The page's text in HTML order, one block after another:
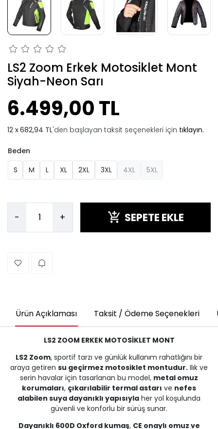
LS2 Zoom Erkek Motosiklet Mont
Siyah-Neon Sarı
6.499,00 TL
682,94 TL'den başlayan taksit seçenekleri için tıklayın.
Beden
S
M L XL 2XL 3XL 4XL 5XL
- + SEPETE EKLE
Ürün Açıklaması Taksit / Ödeme Seçenekleri
LS2 ZOOM ERKEK MOTOSİKLET MONT
LS2 Zoom, sportif tarzı ve günlük kullanım rahatlığını bir
araya getiren su geçirmez motosiklet montudur. Ilık ve
serin havalar için tasarlanan bu model, metal omuz
korumaları, çıkarılabilir termal astarı ve nefes
alabilen suya dayanıklı yapısıyla her yol koşulunda
güvenli ve konforlu bir sürüş sunar.
Dayanıklı 600D Oxford kumaş, CE onaylı omuz ve